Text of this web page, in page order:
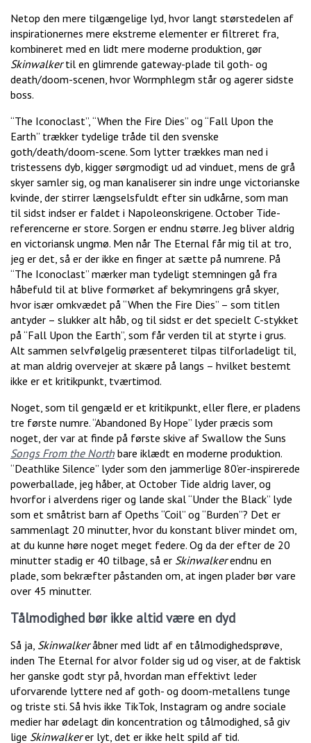
Netop den mere tilgængelige lyd, hvor langt størstedelen af
inspirationernes mere ekstreme elementer er filtreret fra,
kombineret med en lidt mere moderne produktion, gør
Skinwalkertil en glimrende gateway-plade til goth- og
death/doom-scenen, hvor Wormphlegm står og agerer sidste
boss.
“The Iconoclast”, “When the Fire Dies” og “Fall Upon the
Earth” trækker tydelige tråde til den svenske
goth/death/doom-scene. Som lytter trækkes man ned i
tristessens dyb, kigger sørgmodigt ud ad vinduet, mens de grå
skyer samler sig, og man kanaliserer sin indre unge victorianske
kvinde, der stirrer længselsfuldt efter sin udkårne, som man
til sidst indser er faldet i Napoleonskrigene. October Tide-
referencerne er store. Sorgen er endnu større. Jeg bliver aldrig
en victoriansk ungmø. Men når The Eternal får mig til at tro,
jeg er det, så er der ikke en finger at sætte på numrene. På
“The Iconoclast” mærker man tydeligt stemningen gå fra
håbefuld til at blive formørket af bekymringens grå skyer,
hvor især omkvædet på “When the Fire Dies” – som titlen
antyder – slukker alt håb, og til sidst er det specielt C-stykket
på “Fall Upon the Earth”, som får verden til at styrte i grus.
Alt sammen selvfølgelig præsenteret tilpas tilforladeligt til,
at man aldrig overvejer at skære på langs – hvilket bestemt
ikke er et kritikpunkt, tværtimod.
Noget, som til gengæld er et kritikpunkt, eller flere, er pladens
tre første numre. “Abandoned By Hope” lyder præcis som
noget, der var at finde på første skive af Swallow the Suns
Songs From the North bare iklædt en moderne produktion.
“Deathlike Silence” lyder som den jammerlige 80’er-inspirerede
powerballade, jeg håber, at October Tide aldrig laver, og
hvorfor i alverdens riger og lande skal “Under the Black” lyde
som et småtrist barn af Opeths “Coil” og “Burden”? Det er
sammenlagt 20 minutter, hvor du konstant bliver mindet om,
at du kunne høre noget meget federe. Og da der efter de 20
minutter stadig er 40 tilbage, så er Skinwalkerendnu en
plade, som bekræfter påstanden om, at ingen plader bør vare
over 45 minutter.
Tålmodighed bør ikke altid være en dyd
Så ja, Skinwalkeråbner med lidt af en tålmodighedsprøve,
inden The Eternal for alvor folder sig ud og viser, at de faktisk
her ganske godt styr på, hvordan man effektivt leder
uforvarende lyttere ned af goth- og doom-metallens tunge
og triste sti. Så hvis ikke TikTok, Instagram og andre sociale
medier har ødelagt din koncentration og tålmodighed, så giv
lige Skinwalkerer lyt, det er ikke helt spild af tid.